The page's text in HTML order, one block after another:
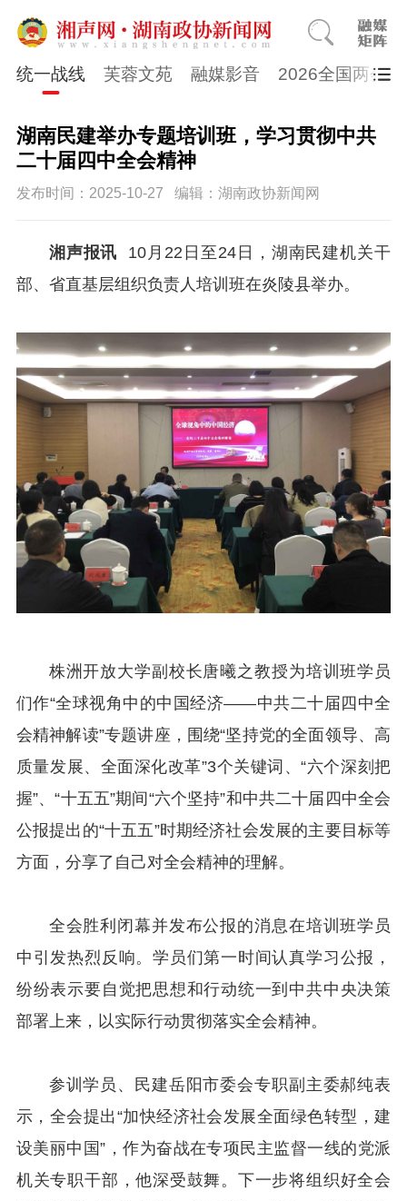
统一战线 芙蓉文苑 融媒影音 2026全国两会
湖南民建举办专题培训班，学习贯彻中共
二十届四中全会精神
发布时间：2025-10-27 编辑：湖南政协新闻网
湘声报讯 10月22日至24日，湖南民建机关干
部、省直基层组织负责人培训班在炎陵县举办。
株洲开放大学副校长唐曦之教授为培训班学员
们作“全球视角中的中国经济——中共二十届四中全
会精神解读”专题讲座 ， 围绕“坚持党的全面领导、高
质量发展、全面深化改革”3个关键词、“六个深刻把
握”、“十五五”期间“六个坚持”和中共二十届四中全会
公报提出的“十五五”时期经济社会发展的主要目标等
方面，分享了自己对全会精神的理解。
全会胜利闭幕并发布公报的消息在培训班学员
中引发热烈反响。学员们第一时间认真学习公报，
纷纷表示要自觉把思想和行动统一到中共中央决策
部署上来，以实际行动贯彻落实全会精神。
参训学员、民建岳阳市委会专职副主委郝纯表
示，全会提出“加快经济社会发展全面绿色转型，建
设美丽中国”，作为奋战在专项民主监督一线的党派
机关专职干部，他深受鼓舞。下一步将组织好全会